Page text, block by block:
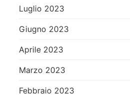
Luglio 2023
Giugno 2023
Aprile 2023
Marzo 2023
Febbraio 2023